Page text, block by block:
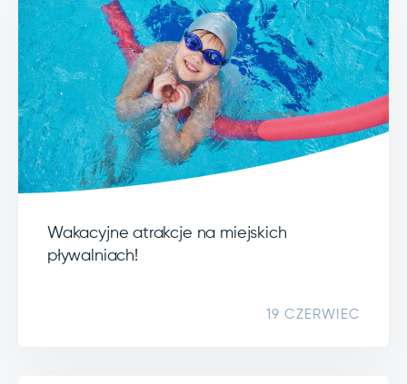
Wakacyjne atrakcje na miejskich
pływalniach!
19 CZERWIEC